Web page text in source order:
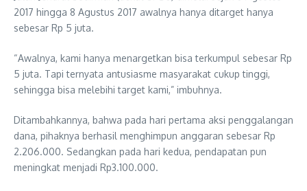
2017 hingga 8 Agustus 2017 awalnya hanya ditarget hanya
sebesar Rp 5 juta.
“Awalnya, kami hanya menargetkan bisa terkumpul sebesar Rp
5 juta. Tapi ternyata antusiasme masyarakat cukup tinggi,
sehingga bisa melebihi target kami,” imbuhnya.
Ditambahkannya, bahwa pada hari pertama aksi penggalangan
dana, pihaknya berhasil menghimpun anggaran sebesar Rp
2.206.000. Sedangkan pada hari kedua, pendapatan pun
meningkat menjadi Rp3.100.000.